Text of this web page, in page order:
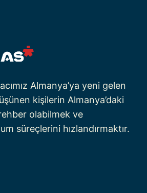
Almanya’ya yeni gelen
kişilerin Almanya’daki
olabilmek ve
süreçlerini hızlandırmaktır.